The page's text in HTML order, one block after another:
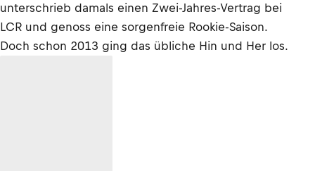
unterschrieb damals einen Zwei-Jahres-Vertrag bei
LCR und genoss eine sorgenfreie Rookie-Saison.
Doch schon 2013 ging das übliche Hin und Her los.